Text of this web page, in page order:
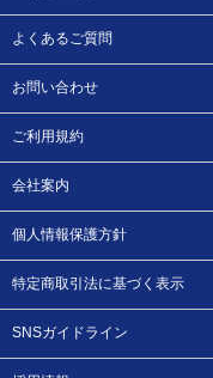
よくあるご質問
お問い合わせ
ご利用規約
会社案内
個人情報保護方針
特定商取引法に基づく表示
SNSガイドライン